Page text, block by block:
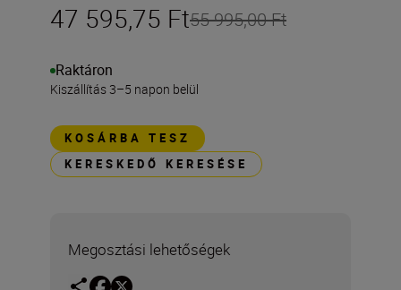
47 595,75 Ft55 995,00 Ft
Raktáron
Kiszállítás 3–5 napon belül
KOSÁRBA TESZ
KERESKEDŐ KERESÉSE
Megosztási lehetőségek